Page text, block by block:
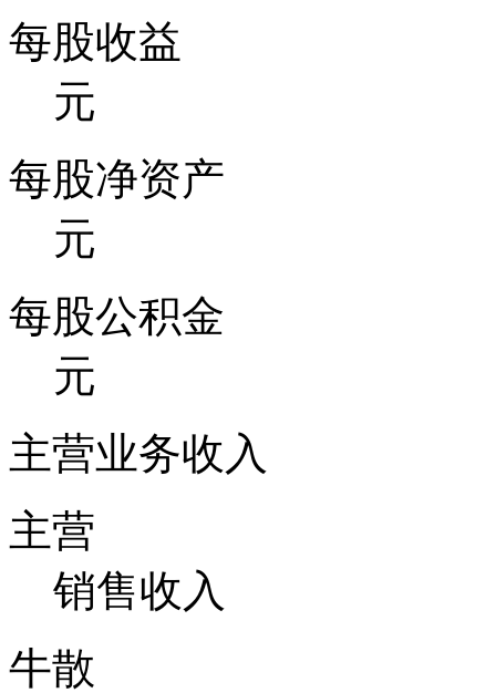
每股收益
元
每股净资产
元
每股公积金
元
主营业务收入
主营
销售收入
牛散